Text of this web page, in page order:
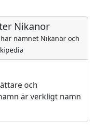
Nikanor
namnet Nikanor och
och
är verkligt namn